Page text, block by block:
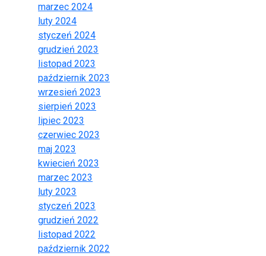
marzec 2024
luty 2024
styczeń 2024
grudzień 2023
listopad 2023
październik 2023
wrzesień 2023
sierpień 2023
lipiec 2023
czerwiec 2023
maj 2023
kwiecień 2023
marzec 2023
luty 2023
styczeń 2023
grudzień 2022
listopad 2022
październik 2022